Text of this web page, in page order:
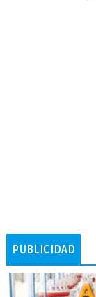
PUBLICIDAD